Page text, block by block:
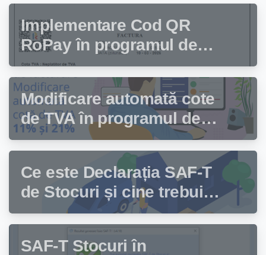
Implementare Cod QR
RoPay în programul de
facturare Facturis
Modificare automată cote
de TVA în programul de
facturare Facturis
Ce este Declarația SAF-T
de Stocuri și cine trebuie
să depună această
declarație?
SAF-T Stocuri în